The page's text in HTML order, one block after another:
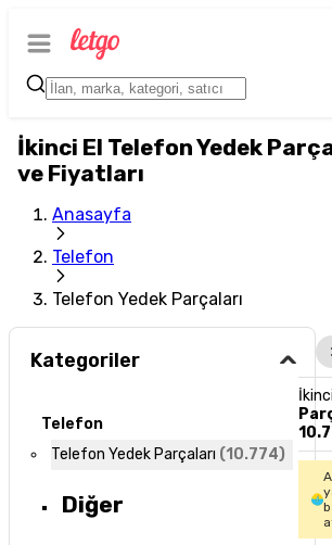
İkinci El Telefon Yedek
ve Fiyatları
Anasayfa
Telefon
Telefon Yedek Parçaları
Kategoriler
Telefon
Telefon Yedek Parçaları (10.774)
Diğer